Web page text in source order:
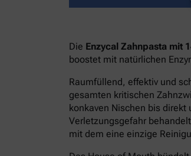
Die Enzycal Zahnpasta mit
boostet mit natürlichen
Raumfüllend, effektiv und
gesamten kritischen
konkaven Nischen bis
Verletzungsgefahr
mit dem eine einzige